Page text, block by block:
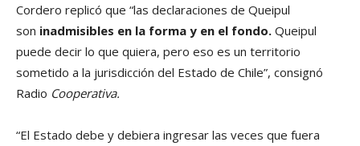
Cordero replicó que “las declaraciones de Queipul
son inadmisibles en la forma y en el fondo. Queipul
puede decir lo que quiera, pero eso es un territorio
sometido a la jurisdicción del Estado de Chile”, consignó
Radio Cooperativa.
“El Estado debe y debiera ingresar las veces que fuera